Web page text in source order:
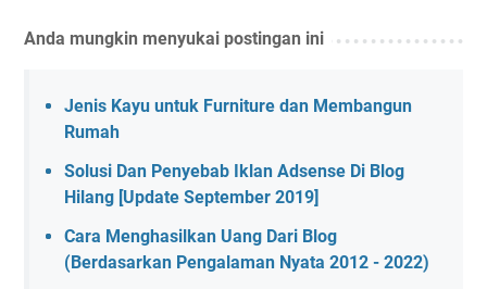
Anda mungkin menyukai postingan ini
Jenis Kayu untuk Furniture dan Membangun
Rumah
Solusi Dan Penyebab Iklan Adsense Di Blog
Hilang [Update September 2019]
Cara Menghasilkan Uang Dari Blog
(Berdasarkan Pengalaman Nyata 2012 - 2022)